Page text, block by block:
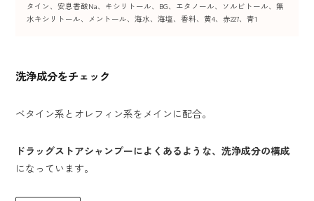
タイン、安息香酸Na、キシリトール、BG、エタノール、ソルビトール、無
水キシリトール、メントール、海水、海塩、香料、黄4、赤227、青1
洗浄成分をチェック
ベタイン系とオレフィン系をメインに配合。
ドラッグストアシャンプーによくあるような、洗浄成分の構成
になっています。